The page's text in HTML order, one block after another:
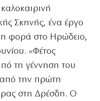
Σκηνής, ένα έργο
φορά στο Ηρώδειο,
«Φέτος
τη γέννηση του
από την πρώτη
στη Δρέσδη. Ο